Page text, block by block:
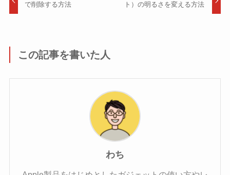
で削除する方法
ト）の明るさを変える方法
この記事を書いた人
わち